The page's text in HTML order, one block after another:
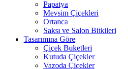
Papatya
Mevsim Çiçekleri
Ortanca
Saksı ve Salon Bitkileri
Tasarımına Göre
Çiçek Buketleri
Kutuda Çiçekler
Vazoda Çiçekler